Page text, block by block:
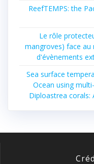
ReefTEMPS: the
Le rôle
mangroves) face au
d'évènements
Sea surface
Ocean using
Diploastrea corals: